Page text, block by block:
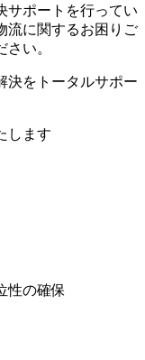
サポートを行ってい
流に関するお困りご
い。
します
性の確保